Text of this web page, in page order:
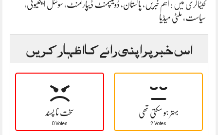
کیٹاگری میں : اہم خبریں ، پاکستان، ڈویلپمنٹ ڈیپارٹمنٹ، سوشل ایکٹیوٹی،
سیاست، ملٹی میڈیا
اس خبر پر اپنی رائے کا اظہار کریں
سخت نا پسند
0 Votes
بہتر ہو سکتی تھی
2 Votes